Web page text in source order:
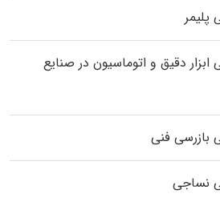
دقیق و اتوماسیون در صنایع
بازرسی فنی
نساجی